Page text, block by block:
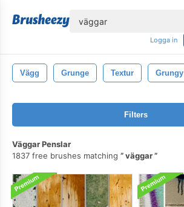
Logga in
Vägg Grunge Textur Grungy
Filters
Väggar Penslar
1837 free brushes matching
väggar